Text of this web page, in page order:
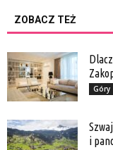
ZOBACZ TEŻ
Góry
i